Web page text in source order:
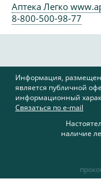
Аптека Легко
8-800-500-98-77
Информация,
является публичной
информационный
Связаться по e-mail
наличие